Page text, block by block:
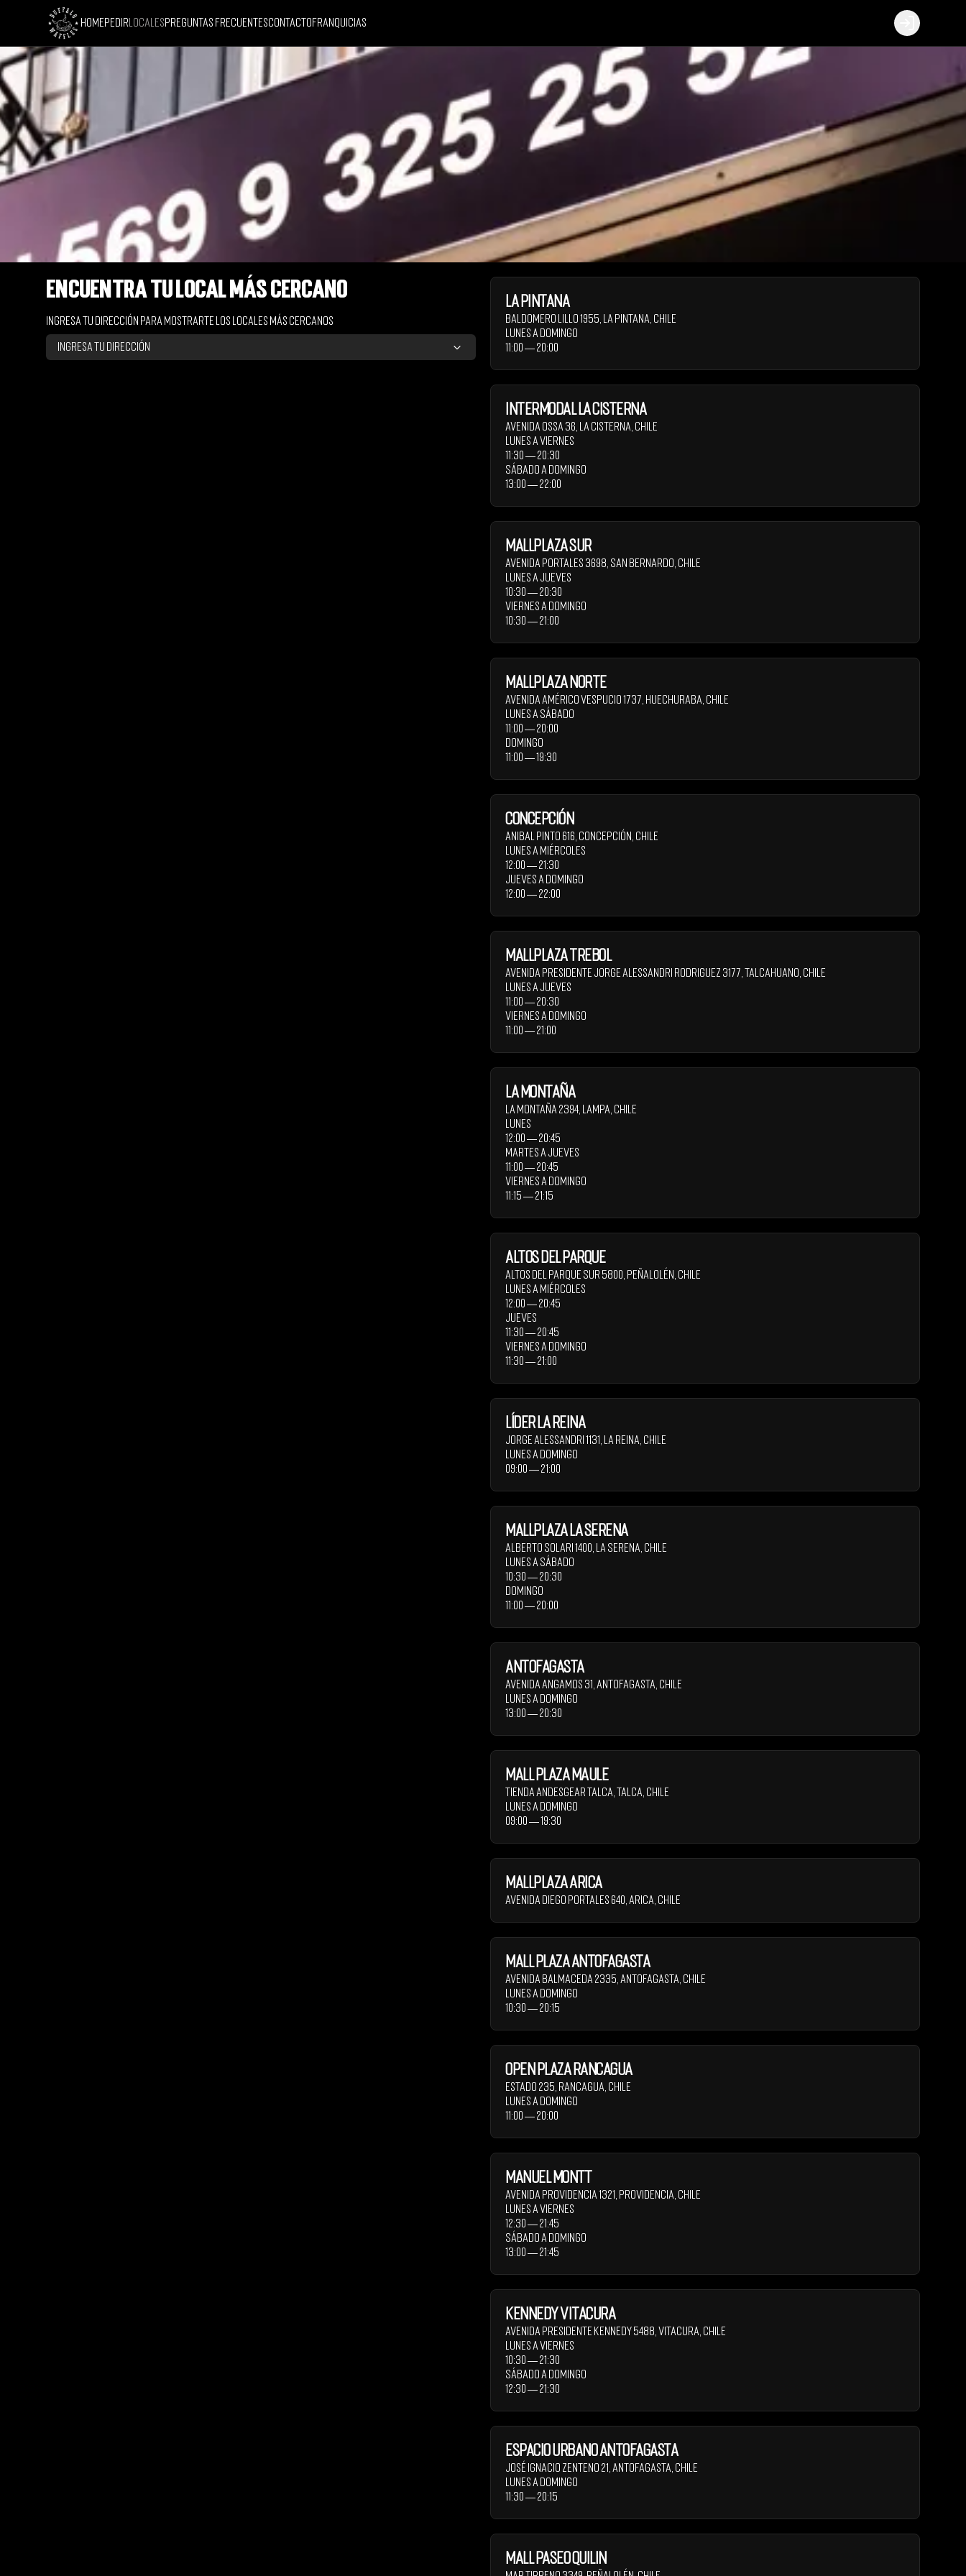
Home Pedir Locales Preguntas FrecuentesContacto Franquicias
Login
Encuentra tu local más cercano
Ingresa tu dirección para mostrarte los locales más cercanos
Ingresa tu dirección
La Pintana
Baldomero Lillo 1955 La Pintana Chile
Lunes a Domingo
11:00 ― 20:00
Intermodal La Cisterna
Avenida Ossa 36 La Cisterna Chile
Lunes a Viernes
11:30 ― 20:30
Sábado a Domingo
13:00 ― 22:00
Mallplaza Sur
Avenida Portales 3698 San Bernardo Chile
Lunes a Jueves
10:30 ― 20:30
Viernes a Domingo
10:30 ― 21:00
Mallplaza Norte
Avenida Américo Vespucio 1737 Huechuraba Chile
Lunes a Sábado
11:00 ― 20:00
Domingo
11:00 ― 19:30
Concepción
Anibal Pinto 616 Concepción Chile
Lunes a Miércoles
12:00 ― 21:30
Jueves a Domingo
12:00 ― 22:00
Mallplaza Trebol
Avenida Presidente Jorge Alessandri Rodriguez 3177 Talcahuano Chile
Lunes a Jueves
11:00 ― 20:30
Viernes a Domingo
11:00 ― 21:00
La Montaña
La Montaña 2394 Lampa Chile
Lunes
12:00 ― 20:45
Martes a Jueves
11:00 ― 20:45
Viernes a Domingo
11:15 ― 21:15
Altos del Parque
Altos del Parque Sur 5800 Peñalolén Chile
Lunes a Miércoles
12:00 ― 20:45
Jueves
11:30 ― 20:45
Viernes a Domingo
11:30 ― 21:00
Líder La Reina
Jorge Alessandri 1131 La Reina Chile
Lunes a Domingo
09:00 ― 21:00
Mallplaza La Serena
Alberto Solari 1400 La Serena Chile
Lunes a Sábado
10:30 ― 20:30
Domingo
11:00 ― 20:00
Antofagasta
Avenida Angamos 31 Antofagasta Chile
Lunes a Domingo
13:00 ― 20:30
Mall Plaza Maule
Tienda Andesgear Talca Talca Chile
Lunes a Domingo
09:00 ― 19:30
Mallplaza Arica
Avenida Diego Portales 640 Arica Chile
Mall Plaza Antofagasta
Avenida Balmaceda 2335 Antofagasta Chile
Lunes a Domingo
10:30 ― 20:15
Open Plaza Rancagua
Estado 235 Rancagua Chile
Lunes a Domingo
11:00 ― 20:00
Manuel Montt
Avenida Providencia 1321 Providencia Chile
Lunes a Viernes
12:30 ― 21:45
Sábado a Domingo
13:00 ― 21:45
Kennedy Vitacura
Avenida Presidente Kennedy 5488 Vitacura Chile
Lunes a Viernes
10:30 ― 21:30
Sábado a Domingo
12:30 ― 21:30
Espacio Urbano Antofagasta
José Ignacio Zenteno 21 Antofagasta Chile
Lunes a Domingo
11:30 ― 20:15
Mall Paseo Quilin